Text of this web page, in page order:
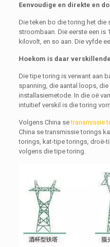
Eenvoudige en direkte en
Die teken bo die toring het die
stroombaan. Die eerste een is
kilovolt, en so aan. Die vyfde
Hoekom is daar
Die tipe toring is verwant aan
spanning, die aantal loops,
installasiemetode. In die oë
intuïtief verskil is die toring
Volgens China setransmissie
China se transmissie torings
torings, kat-tipe torings, droë-
volgens die tipe toring.